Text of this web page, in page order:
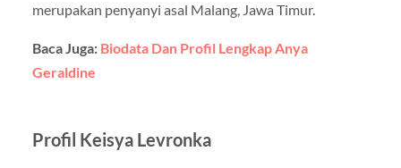
merupakan penyanyi asal Malang, Jawa Timur.
Baca Juga: Biodata Dan Profil Lengkap Anya
Geraldine
Profil Keisya Levronka